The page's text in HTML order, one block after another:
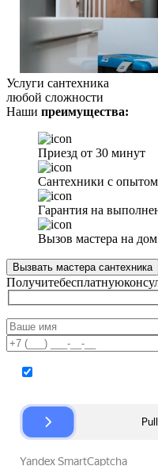
Услуги сантехника
любой сложности
Наши преимущества:
Приезд от 30 минут
Сантехники с опытом
Гарантия на
Вызов мастера на
Вызвать мастера сантехника
Получитебесплатную